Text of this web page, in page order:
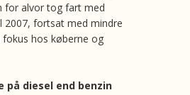
for alvor tog fart med
fortsat med mindre
hos køberne og
diesel end benzin